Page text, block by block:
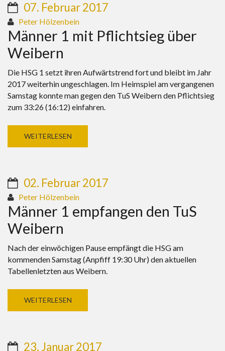
07. Februar 2017
Peter Hölzenbein
Männer 1 mit Pflichtsieg über
Weibern
Die HSG 1 setzt ihren Aufwärtstrend fort und bleibt im Jahr
2017 weiterhin ungeschlagen. Im Heimspiel am vergangenen
Samstag konnte man gegen den TuS Weibern den Pflichtsieg
zum 33:26 (16:12) einfahren.
WEITERLESEN
02. Februar 2017
Peter Hölzenbein
Männer 1 empfangen den TuS
Weibern
Nach der einwöchigen Pause empfängt die HSG am
kommenden Samstag (Anpfiff 19:30 Uhr) den aktuellen
Tabellenletzten aus Weibern.
WEITERLESEN
23. Januar 2017